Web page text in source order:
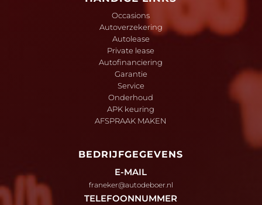
Occasions
Autoverzekering
Autolease
Private lease
Autofinanciering
Garantie
Service
Onderhoud
APK keuring
AFSPRAAK MAKEN
BEDRIJFGEGEVENS
E-MAIL
franeker@autodeboer.nl
TELEFOONNUMMER